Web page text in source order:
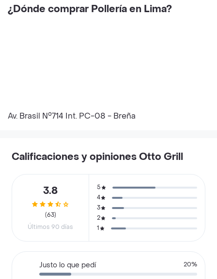
¿Dónde comprar Pollería en Lima?
Av. Brasil N°714 Int. PC-08 - Breña
Calificaciones y opiniones Otto Grill
3.8
(63)
Últimos 90 días
5
4
3
2
1
Justo lo que pedí 20%